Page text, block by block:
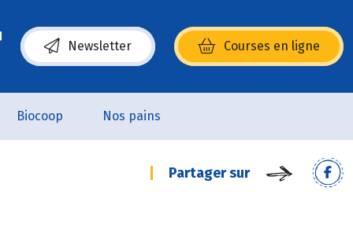
Newsletter Courses en ligne
(s’ouvre dans une nouvelle fenêtre)
Biocoop Nos pains
Partager sur